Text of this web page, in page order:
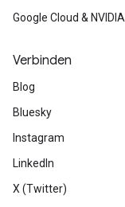
Google Cloud & NVIDIA
Verbinden
Blog
Bluesky
Instagram
LinkedIn
X (Twitter)